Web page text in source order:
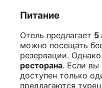
Питание
Отель предлагает 5
можно посещать
резервации.
ресторана. Если вы
доступен только
предлагаются